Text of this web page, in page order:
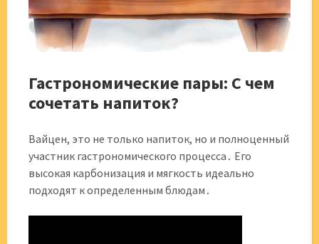
Гастрономические пары: С чем
сочетать напиток?
Вайцен, это не только напиток, но и полноценный
участник гастрономического процесса․ Его
высокая карбонизация и мягкость идеально
подходят к определенным блюдам․